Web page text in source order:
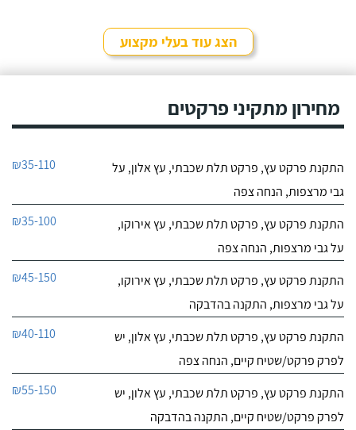
הצג עוד בעלי מקצוע
מחירון מתקיני פרקטים
התקנת פרקט עץ, פרקט תלת שכבתי, עץ אלון, על
גבי מרצפות, הנחה צפה
₪35-110
התקנת פרקט עץ, פרקט תלת שכבתי, עץ אירוקו,
על גבי מרצפות, הנחה צפה
₪35-100
התקנת פרקט עץ, פרקט תלת שכבתי, עץ אירוקו,
על גבי מרצפות, התקנה בהדבקה
₪45-150
התקנת פרקט עץ, פרקט תלת שכבתי, עץ אלון, יש
לפרק פרקט/שטיח קיים, הנחה צפה
₪40-110
התקנת פרקט עץ, פרקט תלת שכבתי, עץ אלון, יש
לפרק פרקט/שטיח קיים, התקנה בהדבקה
₪55-150